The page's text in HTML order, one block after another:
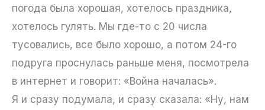
погода была хорошая, хотелось праздника,
хотелось гулять. Мы где-то с 20 числа
тусовались, все было хорошо, а потом 24-го
подруга проснулась раньше меня, посмотрела
в интернет и говорит: «Война началась».
Я и сразу подумала, и сразу сказала: «Ну, нам